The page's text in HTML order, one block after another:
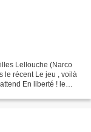
Lellouche (Narco
le récent Le jeu , voilà
En liberté ! le